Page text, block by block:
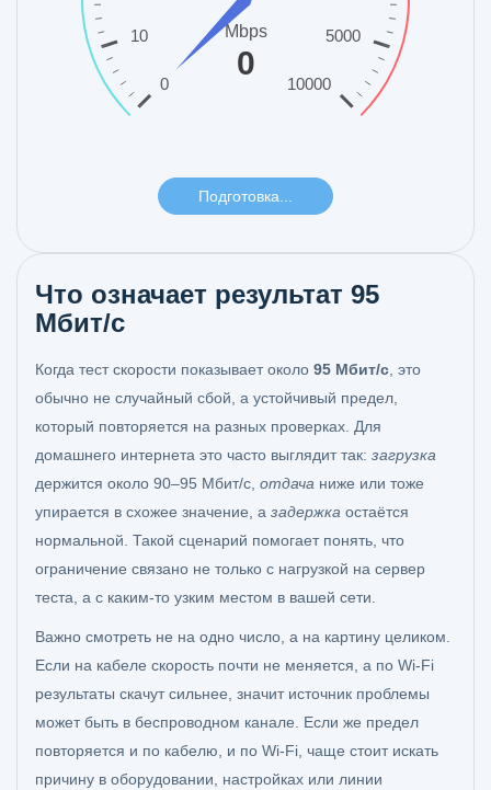
Что означает результат 95
Мбит/с
Когда тест скорости показывает около 95 Мбит/с , это
обычно не случайный сбой, а устойчивый предел,
который повторяется на разных проверках. Для
домашнего интернета это часто выглядит так: загрузка
держится около 90–95 Мбит/с, отдача ниже или тоже
упирается в схожее значение, а задержка остаётся
нормальной. Такой сценарий помогает понять, что
ограничение связано не только с нагрузкой на сервер
теста, а с каким-то узким местом в вашей сети.
Важно смотреть не на одно число, а на картину целиком.
Если на кабеле скорость почти не меняется, а по Wi‑Fi
результаты скачут сильнее, значит источник проблемы
может быть в беспроводном канале. Если же предел
повторяется и по кабелю, и по Wi‑Fi, чаще стоит искать
причину в оборудовании, настройках или линии